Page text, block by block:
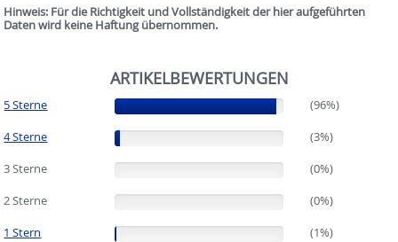
Hinweis: Für die Richtigkeit und Vollständigkeit der hier aufgeführten
Daten wird keine Haftung übernommen.
ARTIKELBEWERTUNGEN
5 Sterne (96%)
(96%)
4 Sterne
(3%)
(3%)
3 Sterne
(0%)
2 Sterne
(0%)
1 Stern
(1%) (1%)